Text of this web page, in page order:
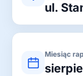
ul.
Miesiąc